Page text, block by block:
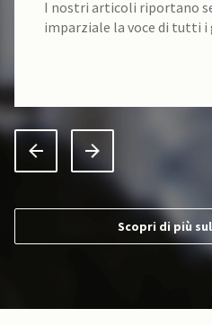
I nostri articoli riportano
imparziale la voce di tutti i
Scopri di più